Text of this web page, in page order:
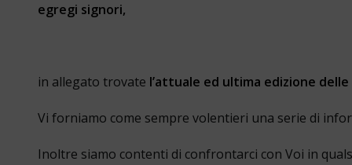
egregi signori,
in allegato trovate l’attuale ed ultima edizione delle
Vi forniamo come sempre volentieri una serie di
Inoltre siamo contenti di confrontarci con Voi in